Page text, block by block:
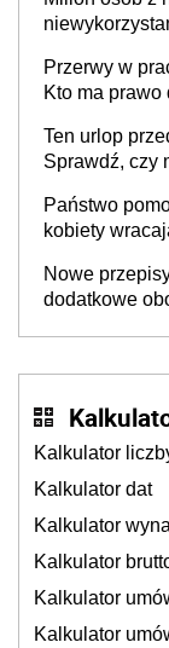
refundacji,
świadomości
Przerwy w
Kto ma
Ten urlop
Sprawdź, czy
Państwo
kobiety
Nowe
dodatkowe
Kalkulator
Kalkulator dat
Kalkulator
Kalkulator
Kalkulator
Kalkulator